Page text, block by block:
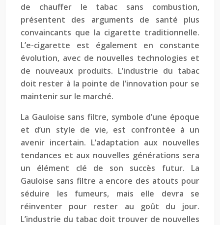
de chauffer le tabac sans combustion,
présentent des arguments de santé plus
convaincants que la cigarette traditionnelle.
L’e-cigarette est également en constante
évolution, avec de nouvelles technologies et
de nouveaux produits. L’industrie du tabac
doit rester à la pointe de l’innovation pour se
maintenir sur le marché.
La Gauloise sans filtre, symbole d’une époque
et d’un style de vie, est confrontée à un
avenir incertain. L’adaptation aux nouvelles
tendances et aux nouvelles générations sera
un élément clé de son succès futur. La
Gauloise sans filtre a encore des atouts pour
séduire les fumeurs, mais elle devra se
réinventer pour rester au goût du jour.
L’industrie du tabac doit trouver de nouvelles